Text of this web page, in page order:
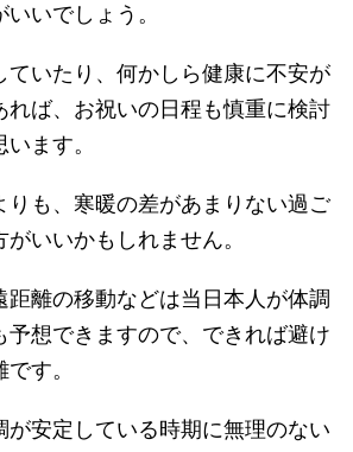
いでしょう。
ていたり、何かしら健康に不安が
れば、お祝いの日程も慎重に検討
ます。
りも、寒暖の差があまりない過ご
いいかもしれません。
距離の移動などは当日本人が体調
予想できますので、できれば避け
す。
が安定している時期に無理のない